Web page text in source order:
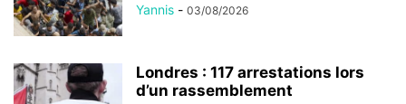
Yannis - 03/08/2026
Londres : 117 arrestations lors
d’un rassemblement